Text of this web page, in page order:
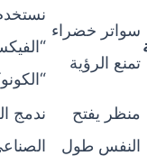
سواتر خضراء
تمنع الرؤية
منظر يفتح
النفس طول
ندمج